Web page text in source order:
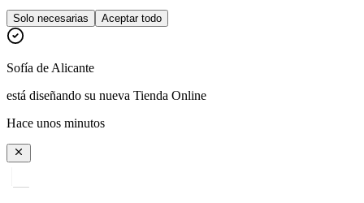
Solo necesarias Aceptar todo
Sofía de Alicante
está diseñando su nueva Tienda Online
Hace unos minutos